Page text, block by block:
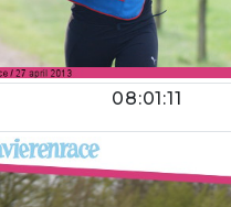
08:01:11